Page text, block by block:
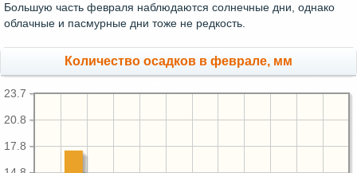
Большую часть февраля наблюдаются солнечные дни, однако
облачные и пасмурные дни тоже не редкость.
Количество осадков в феврале, мм
17.8
20.8
23.7